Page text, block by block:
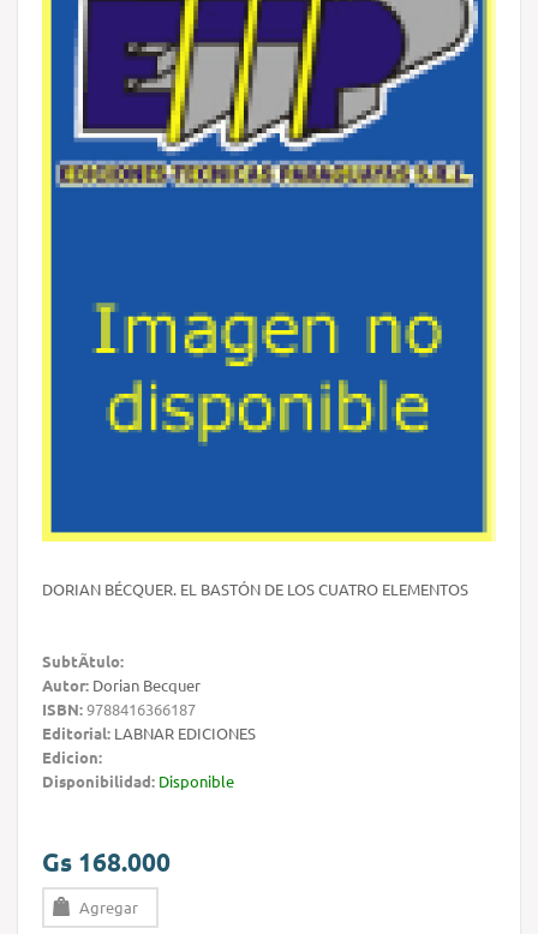
DORIAN BÉCQUER. EL BASTÓN DE LOS CUATRO ELEMENTOS
SubtÃ­tulo:
Autor: Dorian Becquer
ISBN:9788416366187
Editorial: LABNAR EDICIONES
Edicion:
Disponibilidad: Disponible
Gs 168.000
Agregar